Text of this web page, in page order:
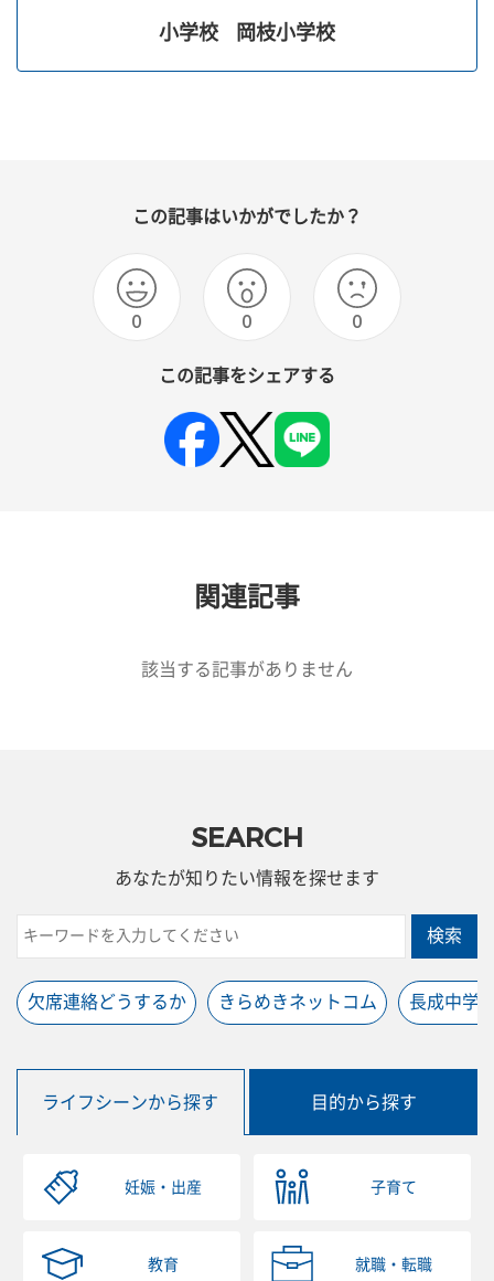
小学校 岡枝小学校
この記事はいかがでしたか？
0 0 0
この記事をシェアする
関連記事
該当する記事がありません
SEARCH
あなたが知りたい情報を探せます
検索
欠席連絡どうするか きらめきネットコム 長成中学
ライフシーンから探す 目的から探す
妊娠・出産 子育て
教育 就職・転職